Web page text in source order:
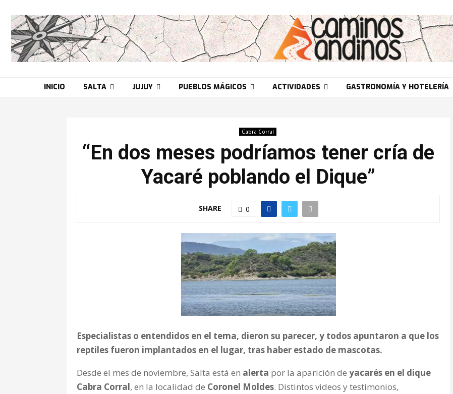
INICIO SALTA JUJUY PUEBLOS MÁGICOS ACTIVIDADES GASTRONOMÍA Y HOTELERÍA
Cabra Corral
“En dos meses podríamos tener cría de
Yacaré poblando el Dique”
SHARE 0
Especialistas o entendidos en el tema, dieron su parecer, y todos apuntaron a que los
reptiles fueron implantados en el lugar, tras haber estado de mascotas.
Desde el mes de noviembre, Salta está en alerta por la aparición de yacarés en el dique
Cabra Corral, en la localidad de Coronel Moldes. Distintos videos y testimonios,